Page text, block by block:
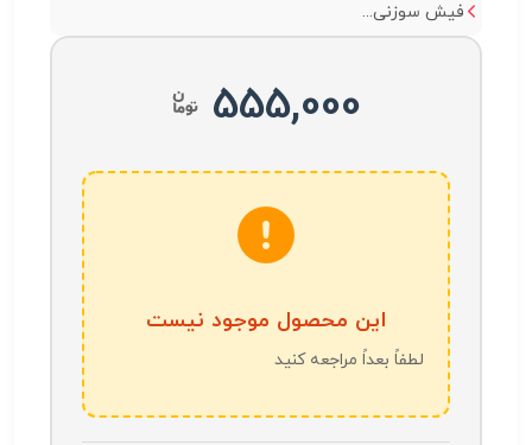
فیش سوزنی...
555,000
این محصول موجود نیست
لطفاً بعداً مراجعه کنید